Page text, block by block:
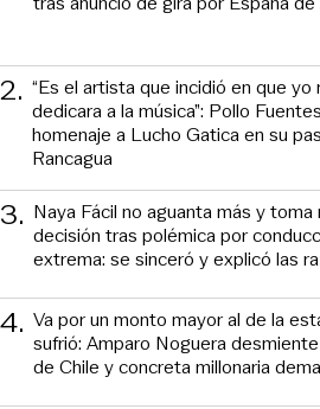
2. “Es el artista que incidió en que yo
dedicara a la música”: Pollo
homenaje a Lucho Gatica en su
Rancagua
3. Naya Fácil no aguanta más y toma
decisión tras polémica por
extrema: se sinceró y explicó las
4. Va por un monto mayor al de la
sufrió: Amparo Noguera
de Chile y concreta millonaria